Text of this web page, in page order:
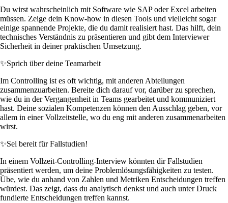
Du wirst wahrscheinlich mit Software wie SAP oder Excel arbeiten
müssen. Zeige dein Know-how in diesen Tools und vielleicht sogar
einige spannende Projekte, die du damit realisiert hast. Das hilft, dein
technisches Verständnis zu präsentieren und gibt dem Interviewer
Sicherheit in deiner praktischen Umsetzung.
✨Sprich über deine Teamarbeit
Im Controlling ist es oft wichtig, mit anderen Abteilungen
zusammenzuarbeiten. Bereite dich darauf vor, darüber zu sprechen,
wie du in der Vergangenheit in Teams gearbeitet und kommuniziert
hast. Deine sozialen Kompetenzen können den Ausschlag geben, vor
allem in einer Vollzeitstelle, wo du eng mit anderen zusammenarbeiten
wirst.
✨Sei bereit für Fallstudien!
In einem Vollzeit-Controlling-Interview könnten dir Fallstudien
präsentiert werden, um deine Problemlösungsfähigkeiten zu testen.
Übe, wie du anhand von Zahlen und Metriken Entscheidungen treffen
würdest. Das zeigt, dass du analytisch denkst und auch unter Druck
fundierte Entscheidungen treffen kannst.